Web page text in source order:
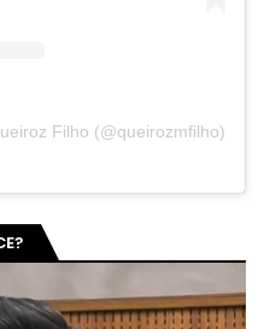
Filho (@queirozmfilho)